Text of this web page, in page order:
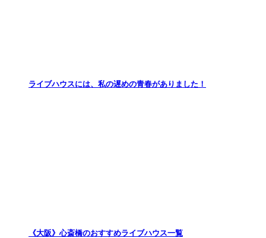
ライブハウスには、私の遅めの青春がありました！
《大阪》心斎橋のおすすめライブハウス一覧